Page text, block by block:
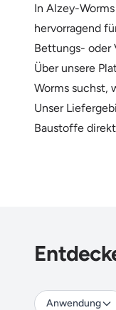
In Alzey-
hervorragend
Bettungs- oder
Über unsere
Worms suchst,
Unser
Baustoffe
Anwendung